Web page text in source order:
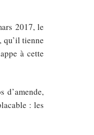
2017, le
qu’il tienne
à cette
d’amende,
: les